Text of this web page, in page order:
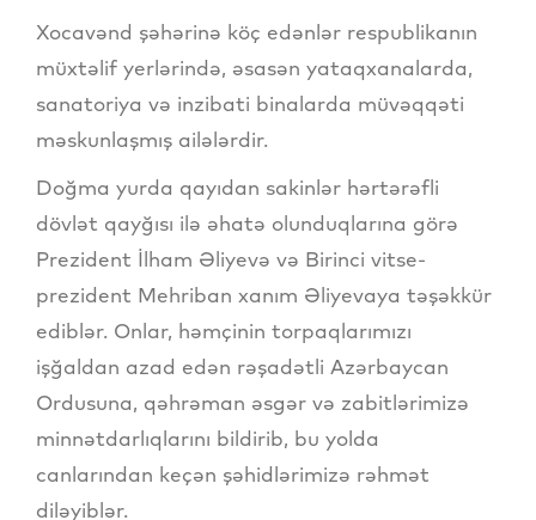
Xocavənd şəhərinə köç edənlər respublikanın
müxtəlif yerlərində, əsasən yataqxanalarda,
sanatoriya və inzibati binalarda müvəqqəti
məskunlaşmış ailələrdir.
Doğma yurda qayıdan sakinlər hərtərəfli
dövlət qayğısı ilə əhatə olunduqlarına görə
Prezident İlham Əliyevə və Birinci vitse-
prezident Mehriban xanım Əliyevaya təşəkkür
ediblər. Onlar, həmçinin torpaqlarımızı
işğaldan azad edən rəşadətli Azərbaycan
Ordusuna, qəhrəman əsgər və zabitlərimizə
minnətdarlıqlarını bildirib, bu yolda
canlarından keçən şəhidlərimizə rəhmət
diləyiblər.